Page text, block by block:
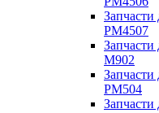
Запчасти
PM4507
Запчасти
M902
Запчасти
PM504
Запчасти